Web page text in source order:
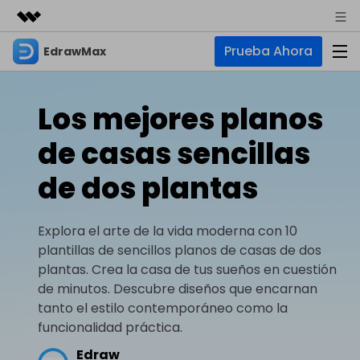
Productos destacados
Utilidades
Resumen
Soluciones
Quiénes somos
Sala de prensa
Soporte
EdrawMax Prueba Ahora
EdrawMax
Software de diagramas integral
EdrawMax Online
¿Necesitas la versión en línea? Haz clic aquí
EdrawMind
Mapas mentales y lluvia de ideas
Soluciones
Diagrama de flujo Hot
Plano de planta Nuevo
Diagrama P&ID
Diagrama UML
Para mapas mentales
Mapa mental
Diagrama de IA
Diagrama de flujo de IA
Recursos
Blog
Artículos
Tendencia
Soporte
Guía
Descubre cómo aprovechar nuestras herramientas.
Para EdrawMax >
Negocios
Los mejores planos
de casas sencillas
de dos plantas
Explora el arte de la vida moderna con 10
plantillas de sencillos planos de casas de dos
plantas. Crea la casa de tus sueños en cuestión
de minutos. Descubre diseños que encarnan
tanto el estilo contemporáneo como la
funcionalidad práctica.
Edraw